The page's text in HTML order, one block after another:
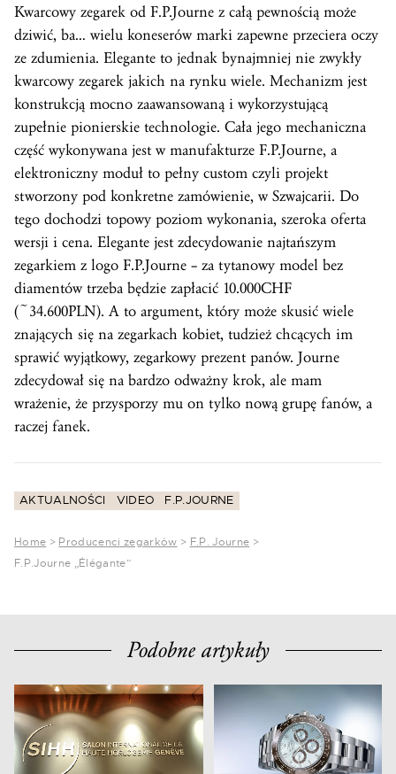
Kwarcowy zegarek od F.P.Journe z całą pewnością może
dziwić, ba… wielu koneserów marki zapewne przeciera oczy
ze zdumienia. Elegante to jednak bynajmniej nie zwykły
kwarcowy zegarek jakich na rynku wiele. Mechanizm jest
konstrukcją mocno zaawansowaną i wykorzystującą
zupełnie pionierskie technologie. Cała jego mechaniczna
część wykonywana jest w manufakturze F.P.Journe, a
elektroniczny moduł to pełny custom czyli projekt
stworzony pod konkretne zamówienie, w Szwajcarii. Do
tego dochodzi topowy poziom wykonania, szeroka oferta
wersji i cena. Elegante jest zdecydowanie najtańszym
zegarkiem z logo F.P.Journe – za tytanowy model bez
diamentów trzeba będzie zapłacić 10.000CHF
(~34.600PLN). A to argument, który może skusić wiele
znających się na zegarkach kobiet, tudzież chcących im
sprawić wyjątkowy, zegarkowy prezent panów. Journe
zdecydował się na bardzo odważny krok, ale mam
wrażenie, że przysporzy mu on tylko nową grupę fanów, a
raczej fanek.
AKTUALNOŚCI VIDEO F.P.JOURNE
Home > Producenci zegarków > F.P. Journe >
F.P.Journe „Élégante”
Podobne artykuły